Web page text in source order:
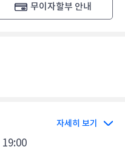
무이자할부 안내
자세히 보기
19:00